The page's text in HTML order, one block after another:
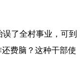
了全村事业，可到
费脑？这种干部使